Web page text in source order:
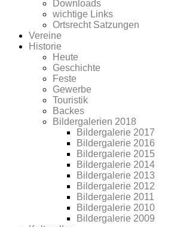
Downloads
wichtige Links
Ortsrecht Satzungen
Vereine
Historie
Heute
Geschichte
Feste
Gewerbe
Touristik
Backes
Bildergalerien 2018
Bildergalerie 2017
Bildergalerie 2016
Bildergalerie 2015
Bildergalerie 2014
Bildergalerie 2013
Bildergalerie 2012
Bildergalerie 2011
Bildergalerie 2010
Bildergalerie 2009